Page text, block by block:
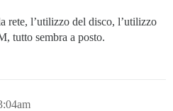
l’utilizzo del disco, l’utilizzo
tutto sembra a posto.